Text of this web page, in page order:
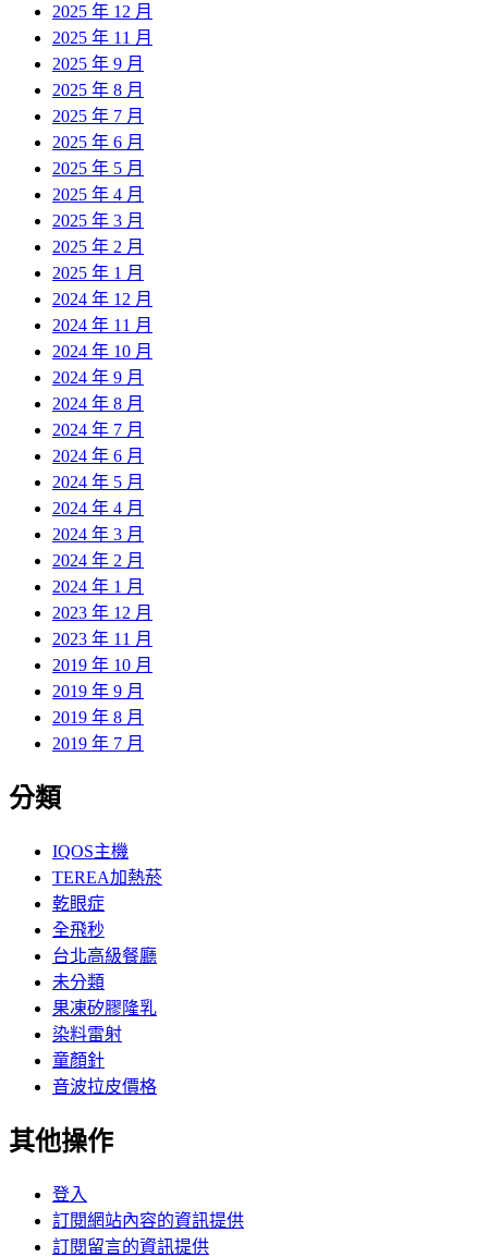
2025 年 12 月
2025 年 11 月
2025 年 9 月
2025 年 8 月
2025 年 7 月
2025 年 6 月
2025 年 5 月
2025 年 4 月
2025 年 3 月
2025 年 2 月
2025 年 1 月
2024 年 12 月
2024 年 11 月
2024 年 10 月
2024 年 9 月
2024 年 8 月
2024 年 7 月
2024 年 6 月
2024 年 5 月
2024 年 4 月
2024 年 3 月
2024 年 2 月
2024 年 1 月
2023 年 12 月
2023 年 11 月
2019 年 10 月
2019 年 9 月
2019 年 8 月
2019 年 7 月
分類
IQOS主機
TEREA加熱菸
乾眼症
全飛秒
台北高級餐廳
未分類
果凍矽膠隆乳
染料雷射
童顏針
音波拉皮價格
其他操作
登入
訂閱網站內容的資訊提供
訂閱留言的資訊提供